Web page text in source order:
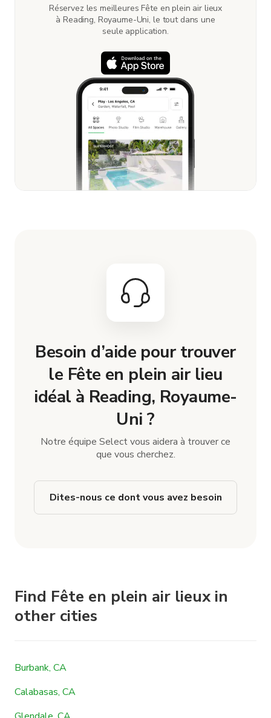
Réservez les meilleures Fête en plein air lieux
à Reading, Royaume-Uni, le tout dans une
seule application.
Besoin d’aide pour trouver
le Fête en plein air lieu
idéal à Reading, Royaume-
Uni ?
Notre équipe Select vous aidera à trouver ce
que vous cherchez.
Dites-nous ce dont vous avez besoin
Find Fête en plein air lieux in
other cities
Burbank, CA
Calabasas, CA